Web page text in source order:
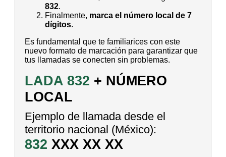
832.
Finalmente, marca el número local de 7
dígitos.
Es fundamental que te familiarices con este
nuevo formato de marcación para garantizar que
tus llamadas se conecten sin problemas.
LADA 832 + NÚMERO
LOCAL
Ejemplo de llamada desde el
territorio nacional (México):
832 XXX XX XX